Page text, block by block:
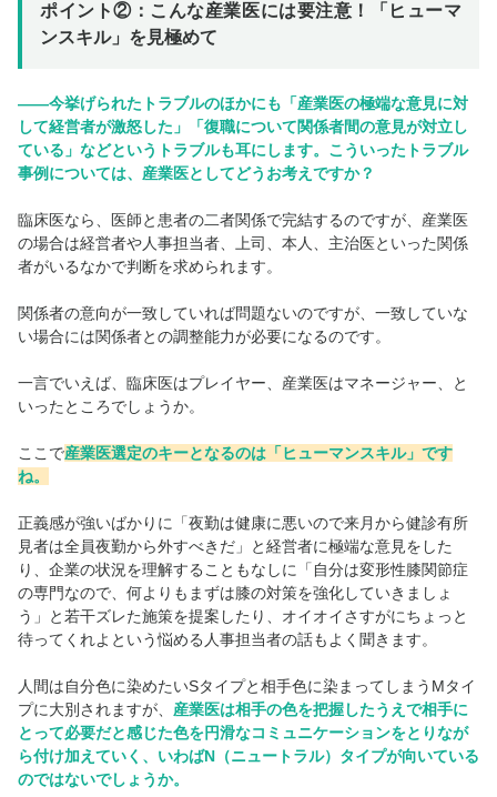
ポイント②：こんな産業医には要注意！「ヒューマ
ンスキル」を見極めて
――今挙げられたトラブルのほかにも「産業医の極端な意見に対
して経営者が激怒した」「復職について関係者間の意見が対立し
ている」などというトラブルも耳にします。こういったトラブル
事例については、産業医としてどうお考えですか？
臨床医なら、医師と患者の二者関係で完結するのですが、産業医
の場合は経営者や人事担当者、上司、本人、主治医といった関係
者がいるなかで判断を求められます。
関係者の意向が一致していれば問題ないのですが、一致していな
い場合には関係者との調整能力が必要になるのです。
一言でいえば、臨床医はプレイヤー、産業医はマネージャー、と
いったところでしょうか。
ここで産業医選定のキーとなるのは「ヒューマンスキル」です
ね。
正義感が強いばかりに「夜勤は健康に悪いので来月から健診有所
見者は全員夜勤から外すべきだ」と経営者に極端な意見をした
り、企業の状況を理解することもなしに「自分は変形性膝関節症
の専門なので、何よりもまずは膝の対策を強化していきましょ
う」と若干ズレた施策を提案したり、オイオイさすがにちょっと
待ってくれよという悩める人事担当者の話もよく聞きます。
人間は自分色に染めたいSタイプと相手色に染まってしまうMタイ
プに大別されますが、 産業医は相手の色を把握したうえで相手に
とって必要だと感じた色を円滑なコミュニケーションをとりなが
ら付け加えていく、いわばN（ニュートラル）タイプが向いている
のではないでしょうか。